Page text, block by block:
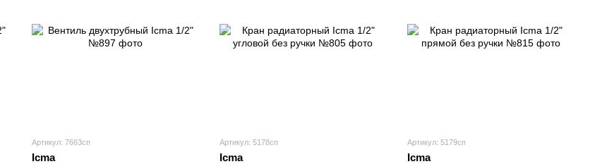
Артикул: 7663сп
Icma
Артикул: 5178сп
Icma
Артикул: 5179сп
Icma